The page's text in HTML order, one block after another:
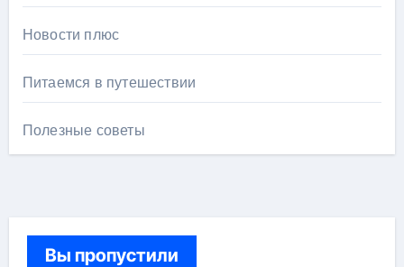
Новости плюс
Питаемся в путешествии
Полезные советы
Вы пропустили